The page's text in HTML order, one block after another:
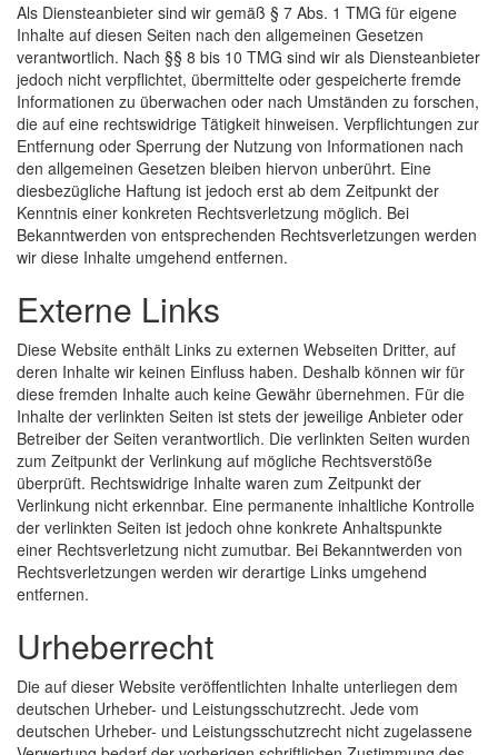
Als Diensteanbieter sind wir gemäß § 7 Abs. 1 TMG für eigene
Inhalte auf diesen Seiten nach den allgemeinen Gesetzen
verantwortlich. Nach §§ 8 bis 10 TMG sind wir als Diensteanbieter
jedoch nicht verpflichtet, übermittelte oder gespeicherte fremde
Informationen zu überwachen oder nach Umständen zu forschen,
die auf eine rechtswidrige Tätigkeit hinweisen. Verpflichtungen zur
Entfernung oder Sperrung der Nutzung von Informationen nach
den allgemeinen Gesetzen bleiben hiervon unberührt. Eine
diesbezügliche Haftung ist jedoch erst ab dem Zeitpunkt der
Kenntnis einer konkreten Rechtsverletzung möglich. Bei
Bekanntwerden von entsprechenden Rechtsverletzungen werden
wir diese Inhalte umgehend entfernen.
Externe Links
Diese Website enthält Links zu externen Webseiten Dritter, auf
deren Inhalte wir keinen Einfluss haben. Deshalb können wir für
diese fremden Inhalte auch keine Gewähr übernehmen. Für die
Inhalte der verlinkten Seiten ist stets der jeweilige Anbieter oder
Betreiber der Seiten verantwortlich. Die verlinkten Seiten wurden
zum Zeitpunkt der Verlinkung auf mögliche Rechtsverstöße
überprüft. Rechtswidrige Inhalte waren zum Zeitpunkt der
Verlinkung nicht erkennbar. Eine permanente inhaltliche Kontrolle
der verlinkten Seiten ist jedoch ohne konkrete Anhaltspunkte
einer Rechtsverletzung nicht zumutbar. Bei Bekanntwerden von
Rechtsverletzungen werden wir derartige Links umgehend
entfernen.
Urheberrecht
Die auf dieser Website veröffentlichten Inhalte unterliegen dem
deutschen Urheber- und Leistungsschutzrecht. Jede vom
deutschen Urheber- und Leistungsschutzrecht nicht zugelassene